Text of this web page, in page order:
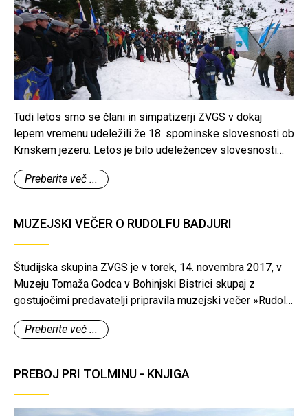
Tudi letos smo se člani in simpatizerji ZVGS v dokaj
lepem vremenu udeležili že 18. spominske slovesnosti ob
Krnskem jezeru. Letos je bilo udeležencev slovesnosti
več kot lansko leto, saj je bila vremenska napoved dobra,
res pa je bilo ob Krnskem jezeru okoli 30 cm snega.
Preberite več ...
MUZEJSKI VEČER O RUDOLFU BADJURI
Študijska skupina ZVGS je v torek, 14. novembra 2017, v
Muzeju Tomaža Godca v Bohinjski Bistrici skupaj z
gostujočimi predavatelji pripravila muzejski večer »Rudolf
Badjura – življenje in delo«.
Preberite več ...
PREBOJ PRI TOLMINU - KNJIGA